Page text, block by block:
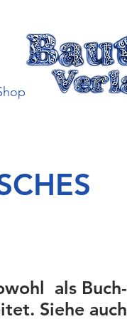
als Buch-
Siehe auch